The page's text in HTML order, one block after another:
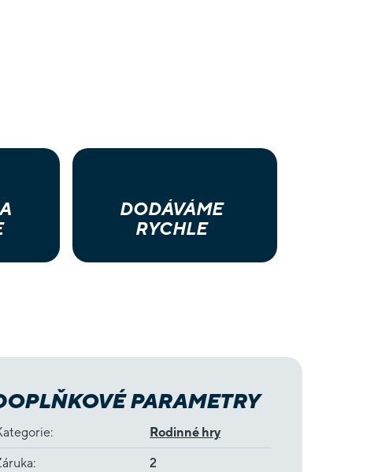
DODÁVÁME
RYCHLE
PARAMETRY
: Rodinné hry
: 2